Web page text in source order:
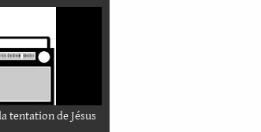
tentation de Jésus